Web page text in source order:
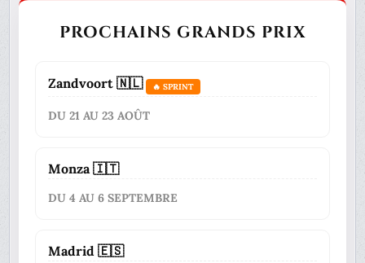
PROCHAINS GRANDS PRIX
Zandvoort 🇳🇱 🔥 SPRINT
DU 21 AU 23 AOÛT
Monza 🇮🇹
DU 4 AU 6 SEPTEMBRE
Madrid 🇪🇸